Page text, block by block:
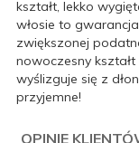
kształt, lekko
włosie to
zwiększonej
nowoczesny
wyślizguje się z
przyjemne!
OPINIE